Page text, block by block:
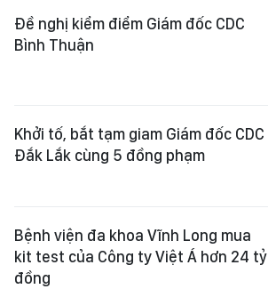
Đề nghị kiểm điểm Giám đốc CDC
Bình Thuận
Khởi tố, bắt tạm giam Giám đốc CDC
Đắk Lắk cùng 5 đồng phạm
Bệnh viện đa khoa Vĩnh Long mua
kit test của Công ty Việt Á hơn 24 tỷ
đồng